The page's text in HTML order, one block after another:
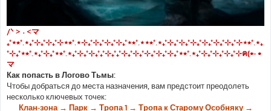
/ᐠ > ˕ <マ
₊˚⋆⭒˚.⋆₊˚⊹₊˚⊹₊˚⊹⋆⭒˚.⋆⊹₊˚⊹₊˚⊹₊˚⊹₊˚⋆⭒˚.⋆⋆⭒˚.⋆₊˚⊹₊˚⊹₊˚⊹₊˚⊹₊˚⊹₊˚⊹₊˚⊹⋆⭒˚.⋆₊
˚⊹₊˚⋆⭒˚.⋆₊˚⊹₊˚⋆⭒˚.⋆₊˚⊹₊˚⊹₊˚₊˚⊹₊˚₊˚⊹₊˚⊹₊˚⊹₊˚⊹₊˚⊹₊˚⋆⭒˚.⋆₊˚⊹₊˚⊹₊˚⊹₊˚⊹ฅ(•- •
マ
Как попасть в Логово Тьмы:
Чтобы добраться до места назначения, вам предстоит преодолеть
несколько ключевых точек:
Клан-зона → Парк → Тропа 1 → Тропа к Старому Особняку →